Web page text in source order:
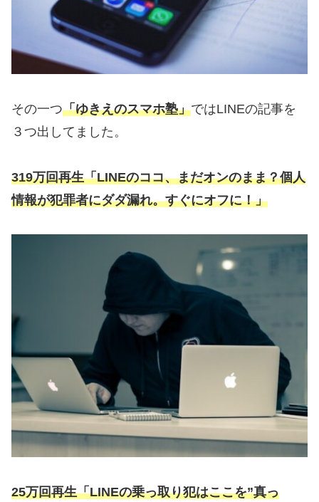
その一つ「ゆきえのスマホ塾」ではLINEの記事を
３つ出してました。
319万回再生「LINEのココ、まだオンのまま？個人
情報が犯罪者にダダ漏れ。すぐにオフに！」
25万回再生「LINEの乗っ取り犯はここを”真っ